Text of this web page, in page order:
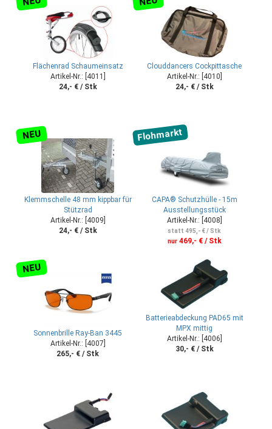
Flächenrad Schaumeinsatz
Artikel-Nr.: [4011]
24,- € / Stk
Clouddancers Cockpittasche
Artikel-Nr.: [4010]
24,- € / Stk
NEU
Klemmschelle 48 mm kippbar für
Stützrad
Artikel-Nr.: [4009]
24,- € / Stk
Flohmarkt
CAPA® Schutzhülle - 15m
Ausstellungsstück
Artikel-Nr.: [4008]
statt 495,- € / Stk
nur469,- € / Stk
NEU
Sonnenbrille Ray-Ban 3445
Artikel-Nr.: [4007]
265,- € / Stk
Batterieabdeckung PAD65 mit
MPX mittig
Artikel-Nr.: [4006]
30,- € / Stk